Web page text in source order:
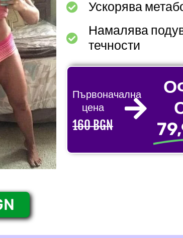
Ускорява
Намалява
течности
Първоначална
цена
160 BGN